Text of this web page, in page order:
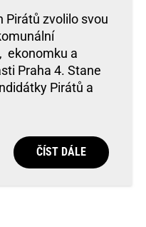
Pirátů zvolilo svou
ekonomku a
Praha 4. Stane
Pirátů a
ČÍST DÁLE